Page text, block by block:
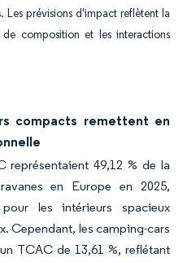
prévisions d'impact reflètent la
composition et les interactions
compacts remettent en
représentaient 49,12 % de la
en Europe en 2025,
les intérieurs spacieux
Cependant, les camping-cars
TCAC de 13,61 %, reflétant